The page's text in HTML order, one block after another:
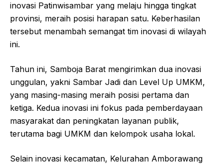
inovasi Patinwisambar yang melaju hingga tingkat
provinsi, meraih posisi harapan satu. Keberhasilan
tersebut menambah semangat tim inovasi di wilayah
ini.
Tahun ini, Samboja Barat mengirimkan dua inovasi
unggulan, yakni Sambar Jadi dan Level Up UMKM,
yang masing-masing meraih posisi pertama dan
ketiga. Kedua inovasi ini fokus pada pemberdayaan
masyarakat dan peningkatan layanan publik,
terutama bagi UMKM dan kelompok usaha lokal.
Selain inovasi kecamatan, Kelurahan Amborawang